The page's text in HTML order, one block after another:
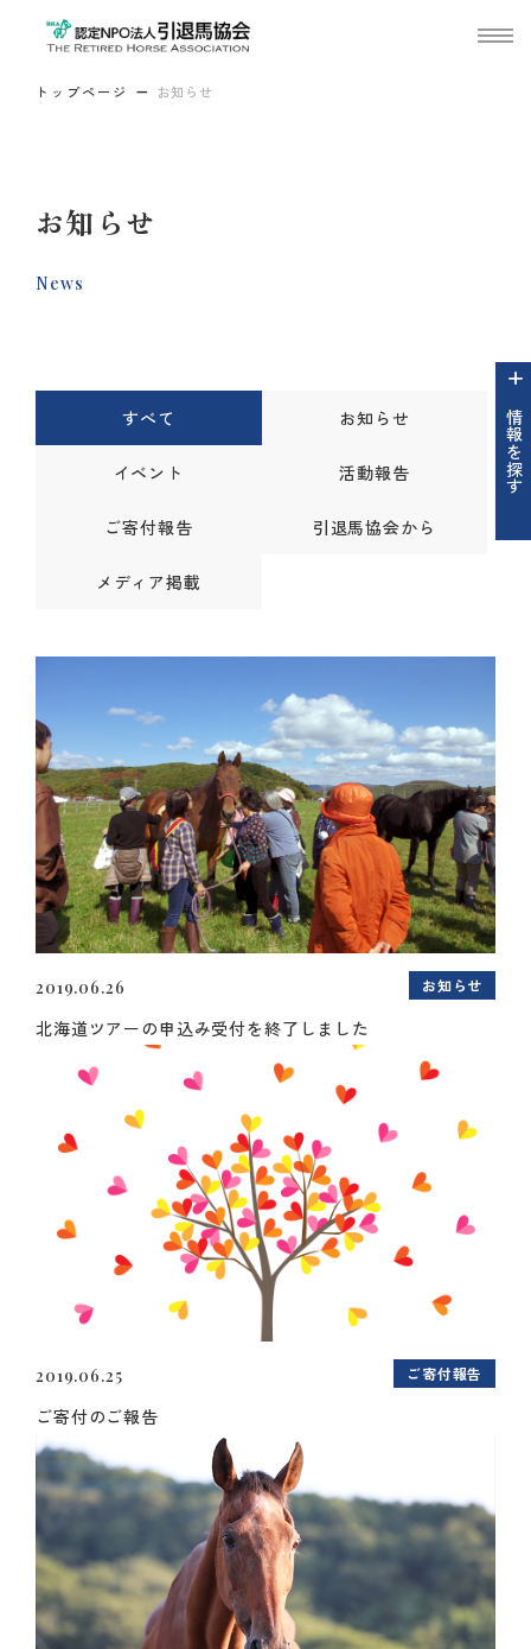
トップページ お知らせ
お知らせ
News
情報を探す
すべて お知らせ
イベント 活動報告
ご寄付報告 引退馬協会から
メディア掲載
2019.06.26 お知らせ
北海道ツアーの申込み受付を終了しました
2019.06.25 ご寄付報告
ご寄付のご報告